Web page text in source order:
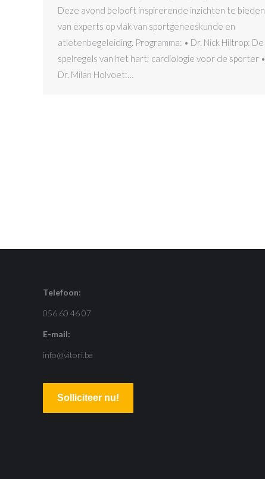
Deze avond belooft inspirerende inzichten te bieden
van experts op vlak van sportgeneeskunde en
atletenbegeleiding. Programma: • Dr. Nick Hiltrop: De
spelregels van het hart; cardiologie voor de sporter •
Dr. Milan Holvoet:…
Telefoon:
056 60 46 07
E-mail:
info@vitori.be
Solliciteer nu!